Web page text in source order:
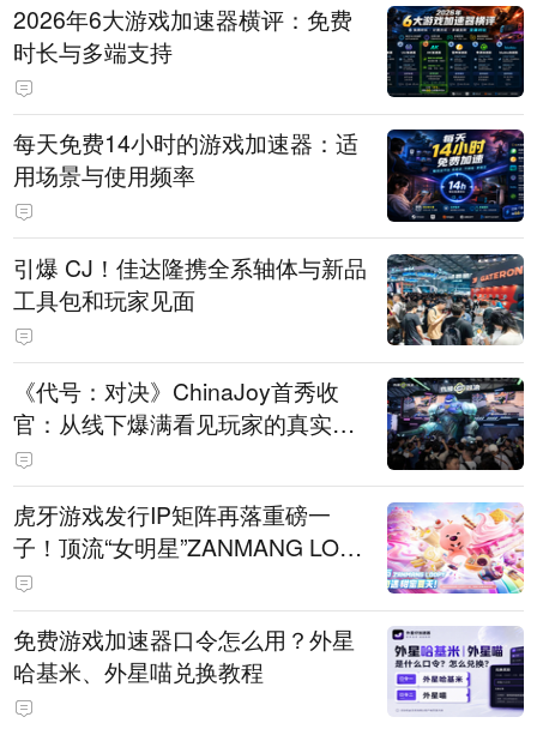
2026年6大游戏加速器横评：免费
时长与多端支持
每天免费14小时的游戏加速器：适
用场景与使用频率
引爆 CJ！佳达隆携全系轴体与新品
工具包和玩家见面
《代号：对决》ChinaJoy首秀收
官：从线下爆满看见玩家的真实期
待
虎牙游戏发行IP矩阵再落重磅一
子！顶流“女明星”ZANMANG LOO
PY 正版3D消除手游《消消奇遇》
惊喜曝光
免费游戏加速器口令怎么用？外星
哈基米、外星喵兑换教程